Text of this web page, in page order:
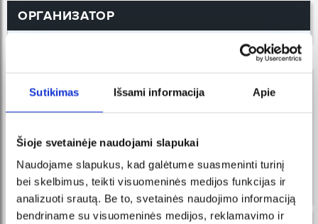
Sutikimas Išsami informacija Apie
Šioje svetainėje naudojami slapukai
Naudojame slapukus, kad galėtume suasmeninti turinį
bei skelbimus, teikti visuomeninės medijos funkcijas ir
analizuoti srautą. Be to, svetainės naudojimo informaciją
bendriname su visuomeninės medijos, reklamavimo ir
ОРГАНИЗАТОР
новости в FB messenger
регистрируйтесь и Вы всегда первыми узнаете о
Получайте сообщения в
Messenger и приобретайте
билеты прямо у нашего
интеллектуального робота!
ПОДПИСАТЬСЯ